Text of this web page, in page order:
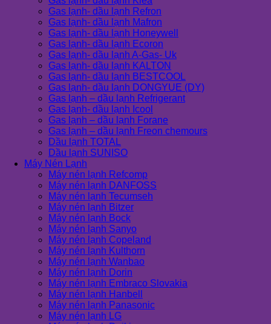
Gas lạnh- dầu lạnh Refron
Gas lạnh- dầu lạnh Mafron
Gas lạnh- dầu lạnh Honeywell
Gas lạnh- dầu lạnh Ecoron
Gas lạnh- dầu lạnh A-Gas- Uk
Gas lạnh- dầu lạnh KALTON
Gas lạnh- dầu lạnh BESTCOOL
Gas lạnh- dầu lạnh DONGYUE (DY)
Gas lạnh – dầu lạnh Refrigerant
Gas lạnh- dầu lạnh Icool
Gas lạnh – dầu lạnh Forane
Gas lạnh – dầu lạnh Freon chemours
Dầu lạnh TOTAL
Dầu lạnh SUNISO
Máy Nén Lạnh
Máy nén lạnh Refcomp
Máy nén lạnh DANFOSS
Máy nén lạnh Tecumseh
Máy nén lạnh Bitzer
Máy nén lạnh Bock
Máy nén lạnh Sanyo
Máy nén lạnh Copeland
Máy nén lạnh Kulthorn
Máy nén lạnh Wanbao
Máy nén lạnh Dorin
Máy nén lạnh Embraco Slovakia
Máy nén lạnh Hanbell
Máy nén lạnh Panasonic
Máy nén lạnh LG